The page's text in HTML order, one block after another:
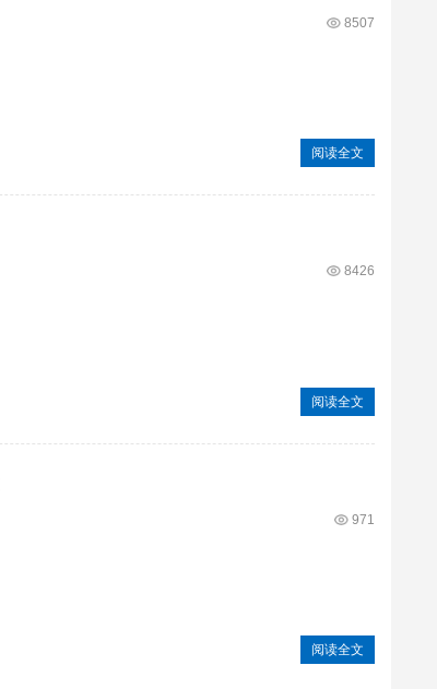
8507
阅读全文
8426
阅读全文
971
阅读全文